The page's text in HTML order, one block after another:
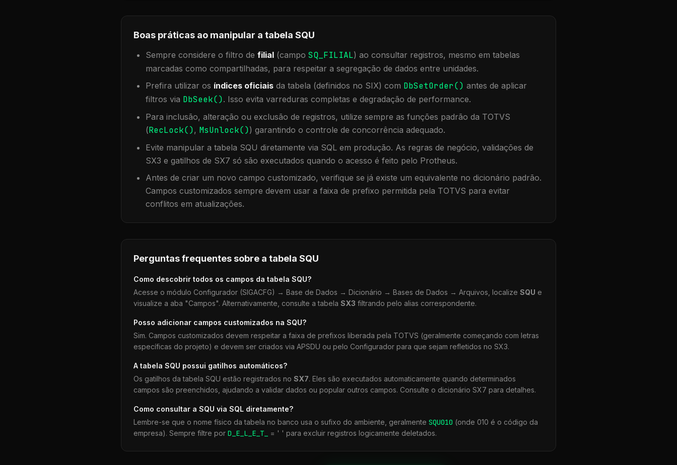
Boas práticas ao manipular a tabela SQU
Sempre considere o filtro de filial (campo SQ_FILIAL) ao consultar registros, mesmo em tabelas
marcadas como compartilhadas, para respeitar a segregação de dados entre unidades.
Prefira utilizar os índices oficiais da tabela (definidos no SIX) com DbSetOrder() antes de aplicar
filtros via DbSeek(). Isso evita varreduras completas e degradação de performance.
Para inclusão, alteração ou exclusão de registros, utilize sempre as funções padrão da TOTVS
(RecLock(), MsUnlock()) garantindo o controle de concorrência adequado.
Evite manipular a tabela SQU diretamente via SQL em produção. As regras de negócio, validações de
SX3 e gatilhos de SX7 só são executados quando o acesso é feito pelo Protheus.
Antes de criar um novo campo customizado, verifique se já existe um equivalente no dicionário padrão.
Campos customizados sempre devem usar a faixa de prefixo permitida pela TOTVS para evitar
conflitos em atualizações.
Perguntas frequentes sobre a tabela SQU
Como descobrir todos os campos da tabela SQU?
Acesse o módulo Configurador (SIGACFG) → Base de Dados → Dicionário → Bases de Dados → Arquivos, localize SQU e
visualize a aba "Campos". Alternativamente, consulte a tabela SX3 filtrando pelo alias correspondente.
Posso adicionar campos customizados na SQU?
Sim. Campos customizados devem respeitar a faixa de prefixos liberada pela TOTVS (geralmente começando com letras
específicas do projeto) e devem ser criados via APSDU ou pelo Configurador para que sejam refletidos no SX3.
A tabela SQU possui gatilhos automáticos?
Os gatilhos da tabela SQU estão registrados no SX7. Eles são executados automaticamente quando determinados
campos são preenchidos, ajudando a validar dados ou popular outros campos. Consulte o dicionário SX7 para detalhes.
Como consultar a SQU via SQL diretamente?
Lembre-se que o nome físico da tabela no banco usa o sufixo do ambiente, geralmente SQU010 (onde 010 é o código da
empresa). Sempre filtre por D_E_L_E_T_ = ' ' para excluir registros logicamente deletados.